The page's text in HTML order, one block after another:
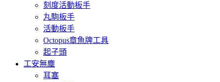
刻度活動板手
丸駒板手
活動板手
Octopus章魚牌工具
起子頭
工安無塵
耳塞